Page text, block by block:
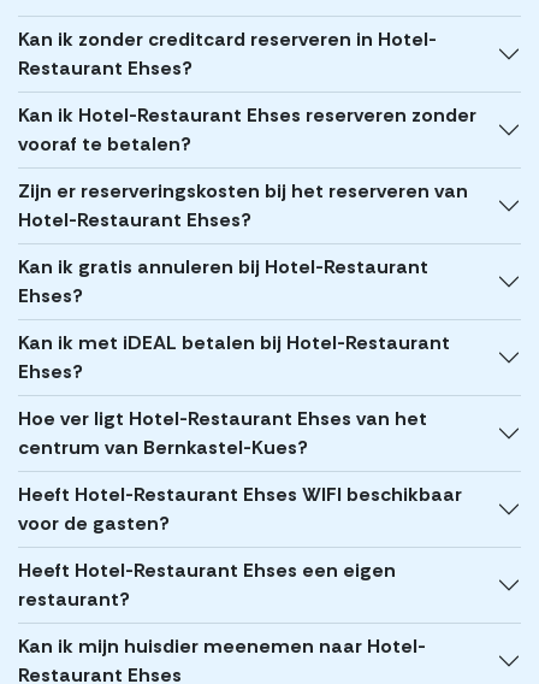
Kan ik zonder creditcard reserveren in Hotel-
Restaurant Ehses?
Kan ik Hotel-Restaurant Ehses reserveren zonder
vooraf te betalen?
Zijn er reserveringskosten bij het reserveren van
Hotel-Restaurant Ehses?
Kan ik gratis annuleren bij Hotel-Restaurant
Ehses?
Kan ik met iDEAL betalen bij Hotel-Restaurant
Ehses?
Hoe ver ligt Hotel-Restaurant Ehses van het
centrum van Bernkastel-Kues?
Heeft Hotel-Restaurant Ehses WIFI beschikbaar
voor de gasten?
Heeft Hotel-Restaurant Ehses een eigen
restaurant?
Kan ik mijn huisdier meenemen naar Hotel-
Restaurant Ehses